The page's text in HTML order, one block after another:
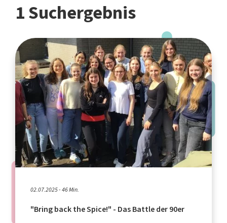
1 Suchergebnis
02.07.2025 - 46 Min.
"Bring back the Spice!" - Das Battle der 90er